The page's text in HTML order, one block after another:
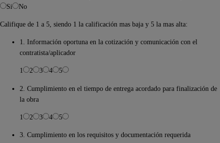
Si
No
Califique de 1 a 5, siendo 1 la calificación mas baja y 5 la mas alta:
1. Información oportuna en la cotización y comunicación con el
contratista/aplicador
1 2 3 4 5
2. Cumplimiento en el tiempo de entrega acordado para finalización de
la obra
1 2 3 4 5
3. Cumplimiento en los requisitos y documentación requerida